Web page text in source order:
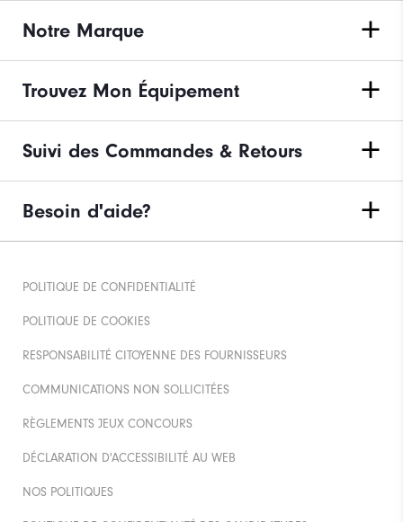
Notre Marque
Trouvez Mon Équipement
Suivi des Commandes & Retours
Besoin d'aide?
POLITIQUE DE CONFIDENTIALITÉ
POLITIQUE DE COOKIES
RESPONSABILITÉ CITOYENNE DES FOURNISSEURS
COMMUNICATIONS NON SOLLICITÉES
RÈGLEMENTS JEUX CONCOURS
DÉCLARATION D'ACCESSIBILITÉ AU WEB
NOS POLITIQUES